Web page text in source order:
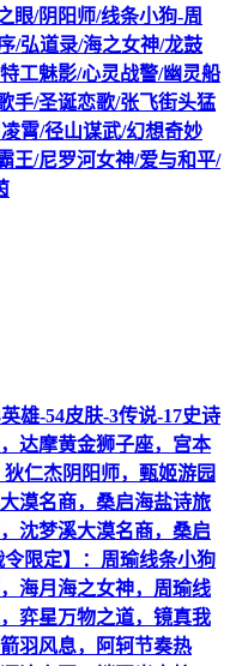
眼/阴阳师/线条小狗-周
/弘道录/海之女神/龙鼓
工魅影/心灵战警/幽灵船
手/圣诞恋歌/张飞街头猛
霄/径山谋武/幻想奇妙
王/尼罗河女神/爱与和平/
雄-54皮肤-3传说-17史诗
达摩黄金狮子座，宫本
仁杰阴阳师，甄姬游园
漠名商，桑启海盐诗旅
沈梦溪大漠名商，桑启
限定】：周瑜线条小狗
海月海之女神，周瑜线
弈星万物之道，镜真我
羽风息，阿轲节奏热